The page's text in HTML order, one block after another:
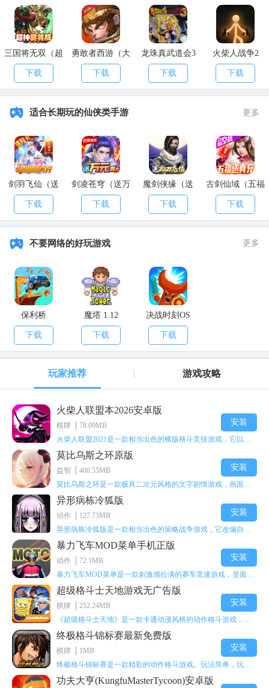
个阶段，相对应的等级是1级、30级、60级、80级和100级，所以小霸
王们在打造兵器和强化兵器时需要注意，如果觉得兵器还足以应付某
个阶段，那么蔡姬建议等到下个阶段再重新打造兵器，再进行一轮强
化，否则会浪费不少材料。
附战魂
魂可提升几万的战力评分，有时候要比【装备兵器】、【武将升级】
每个武将都有附上天、地、人三种战魂，当三种战魂都相对应的
附上本命战魂时战力提升最高(本命战魂：如，武将关羽附上关羽战
魂，即为本命)。
升星升阶
片，在武将进行“升阶”时难度较大，因为升阶需要消耗指定武将的碎
以上就是小编给大家带来的
真三国无双霸武将战力提升方法介
，希望对大家有所帮助，更多精彩游戏资讯尽在
三国将无双（超
神魔将版）
下载
勇敢者西游（大
乱斗）
下载
龙珠真武道会3
下载
火柴人战争2
下载
适合长期玩的仙侠类手游 更多
剑羽飞仙（送
10000真充）
下载
剑凌苍穹（送万
元真充）
下载
魔剑侠缘（送
2021充值）
下载
古剑仙域（五福
送真充）
下载
不要网络的好玩游戏 更多
保利桥
下载
魔塔 1.12
下载
决战时刻OS
下载
玩家推荐 游戏攻略
火柴人联盟本2026安卓版
棋牌
78.09MB
安装
莫比乌斯之环原版
益智
400.55MB
安装
异形病栋冷狐版
动作
127.73MB
安装
暴力飞车MOD菜单手机正版
动作
72.1MB
安装
超级格斗士天地游戏无广告版
棋牌
252.24MB
安装
终极格斗锦标赛最新免费版
棋牌
1MB
安装
功夫大亨(KungfuMasterTycoon)安卓版